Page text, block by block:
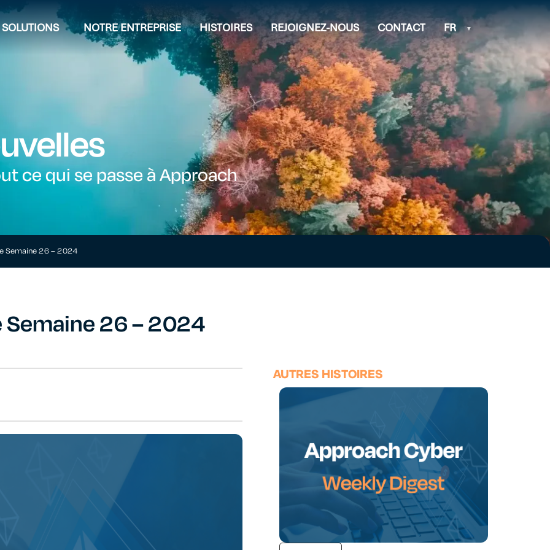
SOLUTIONS NOTRE ENTREPRISE HISTOIRES REJOIGNEZ-NOUS CONTACT FR
ce qui se passe à Approach
Semaine 26 – 2024
26 – 2024
AUTRES HISTOIRES